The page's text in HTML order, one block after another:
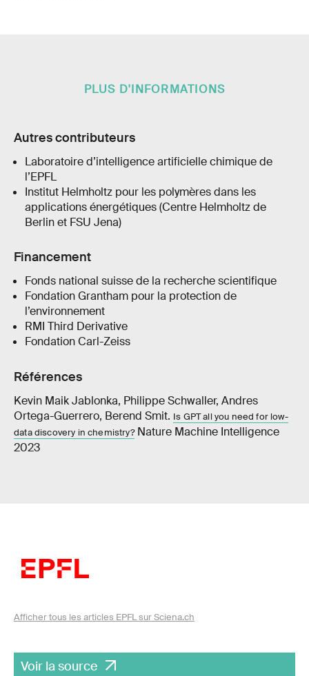
PLUS D'INFORMATIONS
Autres contributeurs
Laboratoire d’intelligence artificielle chimique de
l’EPFL
Institut Helmholtz pour les polymères dans les
applications énergétiques (Centre Helmholtz de
Berlin et FSU Jena)
Financement
Fonds national suisse de la recherche scientifique
Fondation Grantham pour la protection de
l’environnement
RMI Third Derivative
Fondation Carl-Zeiss
Références
Kevin Maik Jablonka, Philippe Schwaller, Andres
Ortega-Guerrero, Berend Smit. Is GPT all you need for low-
data discovery in chemistry?Nature Machine Intelligence
2023
Afficher tous les articles EPFL sur Sciena.ch
Voir la source